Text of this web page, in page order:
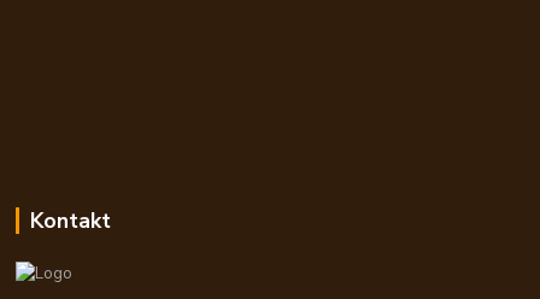
Kontakt